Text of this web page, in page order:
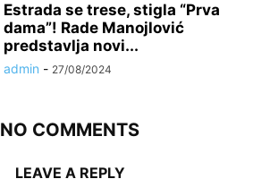
Estrada se trese, stigla “Prva
dama”! Rade Manojlović
predstavlja novi...
admin - 27/08/2024
NO COMMENTS
LEAVE A REPLY